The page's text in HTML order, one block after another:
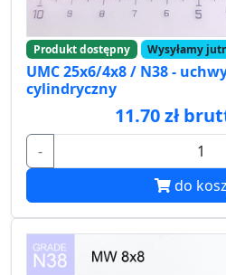
Produkt dostępny Wysyłamy
UMC 25x6/4x8 / N38 -
cylindryczny
11.70 zł
-
do